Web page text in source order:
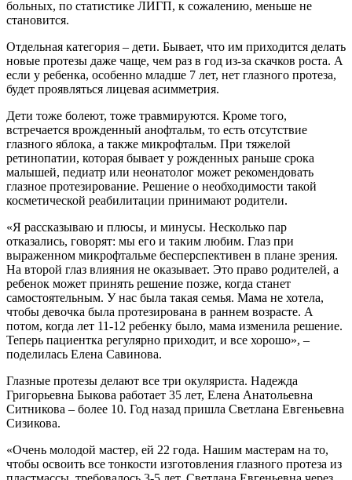
больных, по статистике ЛИГП, к сожалению, меньше не
становится.
Отдельная категория – дети. Бывает, что им приходится делать
новые протезы даже чаще, чем раз в год из-за скачков роста. А
если у ребенка, особенно младше 7 лет, нет глазного протеза,
будет проявляться лицевая асимметрия.
Дети тоже болеют, тоже травмируются. Кроме того,
встречается врожденный анофтальм, то есть отсутствие
глазного яблока, а также микрофтальм. При тяжелой
ретинопатии, которая бывает у рожденных раньше срока
малышей, педиатр или неонатолог может рекомендовать
глазное протезирование. Решение о необходимости такой
косметической реабилитации принимают родители.
«Я рассказываю и плюсы, и минусы. Несколько пар
отказались, говорят: мы его и таким любим. Глаз при
выраженном микрофтальме бесперспективен в плане зрения.
На второй глаз влияния не оказывает. Это право родителей, а
ребенок может принять решение позже, когда станет
самостоятельным. У нас была такая семья. Мама не хотела,
чтобы девочка была протезирована в раннем возрасте. А
потом, когда лет 11-12 ребенку было, мама изменила решение.
Теперь пациентка регулярно приходит, и все хорошо», –
поделилась Елена Савинова.
Глазные протезы делают все три окуляриста. Надежда
Григорьевна Быкова работает 35 лет, Елена Анатольевна
Ситникова – более 10. Год назад пришла Светлана Евгеньевна
Сизикова.
«Очень молодой мастер, ей 22 года. Нашим мастерам на то,
чтобы освоить все тонкости изготовления глазного протеза из